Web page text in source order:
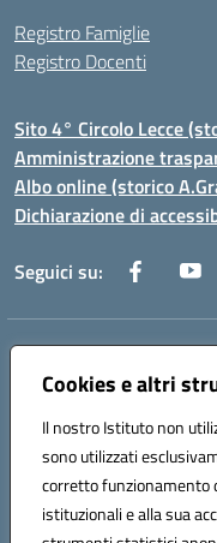
Cookies e altri
Il nostro Istituto non
sono utilizzati
corretto funzionamento
istituzionali e alla sua
Registro Famiglie
Registro Docenti
Sito 4° Circolo Lecce
Amministrazione
Albo online (storico
Dichiarazione di
Seguici su:
Indirizzo:
Centralino:0832/346889
Codice fiscale:
Codice meccanografico:
Codice Indice delle